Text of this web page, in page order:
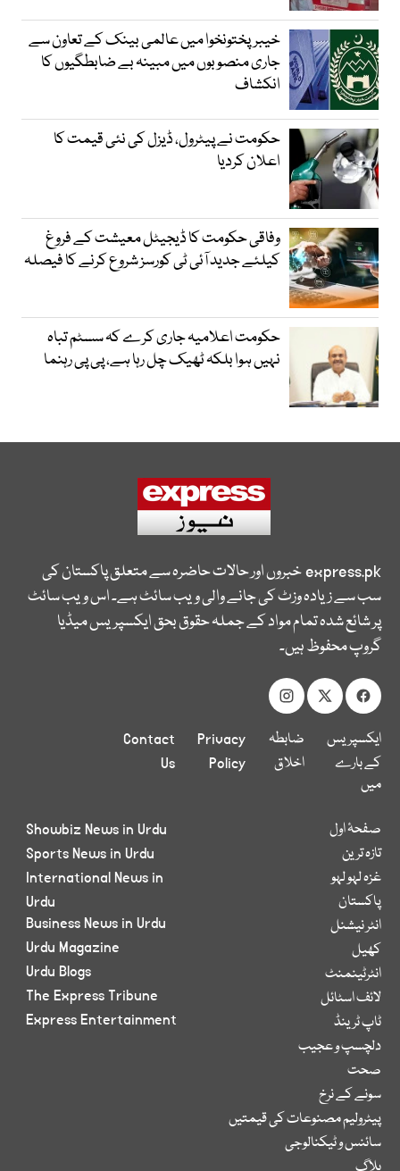
خیبرپختونخوا میں عالمی بینک کے تعاون سے
جاری منصوبوں میں مبینہ بے ضابطگیوں کا
انکشاف
حکومت نے پیٹرول، ڈیزل کی نئی قیمت کا
اعلان کردیا
وفاقی حکومت کا ڈیجیٹل معیشت کے فروغ
کیلئے جدید آئی ٹی کورسز شروع کرنے کا فیصلہ
حکومت اعلامیہ جاری کرے کہ سسٹم تباہ
نہیں ہوا بلکہ ٹھیک چل رہا ہے، پی پی رہنما
express.pkخبروں اور حالات حاضرہ سے متعلق پاکستان کی
سب سے زیادہ وزٹ کی جانے والی ویب سائٹ ہے۔ اس ویب سائٹ
پر شائع شدہ تمام مواد کے جملہ حقوق بحق ایکسپریس میڈیا
گروپ محفوظ ہیں۔
ایکسپریس
کے بارے
میں
ضابطہ
اخلاق
Privacy
Policy
Contact
Us
صفحۂ اول
تازہ ترین
غزہ لہو لہو
پاکستان
انٹر نیشنل
کھیل
انٹرٹینمنٹ
لائف اسٹائل
ٹاپ ٹرینڈ
دلچسپ و عجیب
صحت
سونے کے نرخ
پیٹرولیم مصنوعات کی قیمتیں
سائنس و ٹیکنالوجی
Showbiz News in Urdu
Sports News in Urdu
International News in
Urdu
Business News in Urdu
Urdu Magazine
Urdu Blogs
The Express Tribune
Express Entertainment